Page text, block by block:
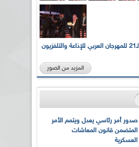
بالصور... الدورة الـ21 للمهرجان العربي للإذاعة والتلفزيون
المزيد من الصور
صدور أمر رئاسي يعدل ويتمم الأمر
المتضمن قانون المعاشات
العسكرية